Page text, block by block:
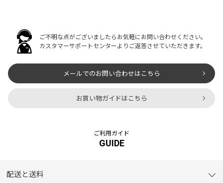
ご不明な点がございましたらお気軽にお問い合わせください。
カスタマーサポートセンターよりご返答させていただきます。
メールでのお問い合わせはこちら
お買い物ガイドはこちら
ご利用ガイド
GUIDE
配送と送料